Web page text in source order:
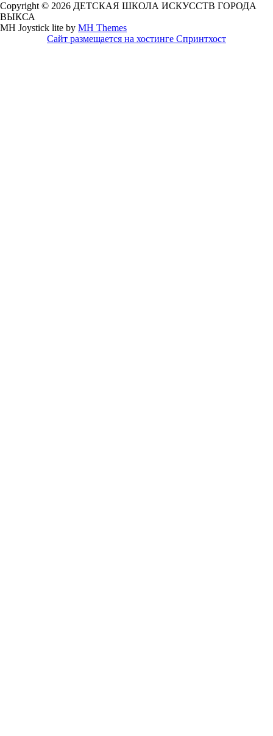
Copyright © 2026 ДЕТСКАЯ ШКОЛА ИСКУССТВ ГОРОДА
ВЫКСА
MH Joystick lite by MH Themes
Сайт размещается на хостинге Спринтхост